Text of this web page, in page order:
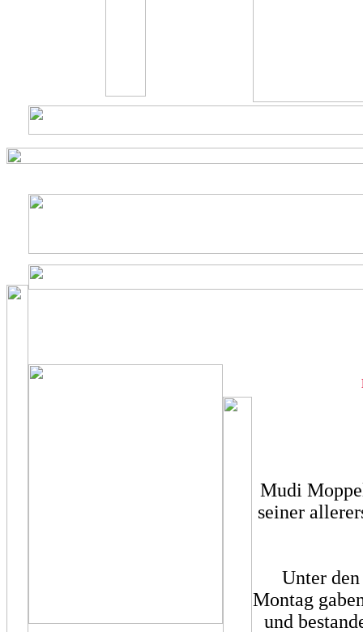
Mudi
seiner
Unter
Montag
und